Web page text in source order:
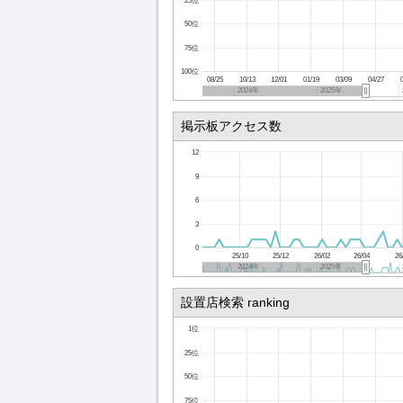
08/25 10/13 12/01 01/19 03/09 04/27
2024年
2025年
50位
75位
100位
掲示板アクセス数
25/10 25/12 26/02 26/04
2024年
2025年
0
3
6
9
12
設置店検索 ranking
1位
25位
50位
75位